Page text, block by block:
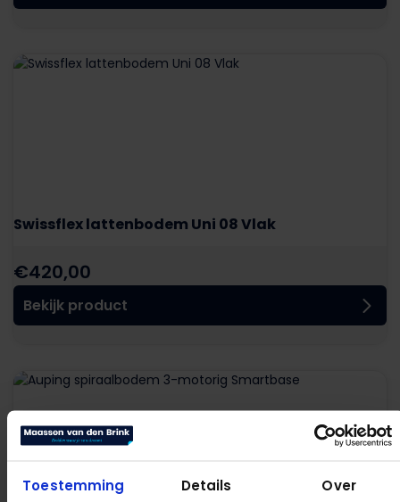
Toestemming Details Over
Swissflex lattenbodem Uni 08 Vlak
€420,00
Bekijk product